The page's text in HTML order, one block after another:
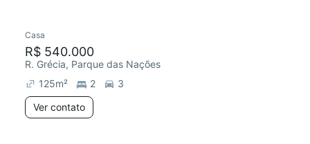
Chegou este mês
Casa
R$ 540.000
R. Grécia, Parque das Nações
125m² 2
3
Ver contato